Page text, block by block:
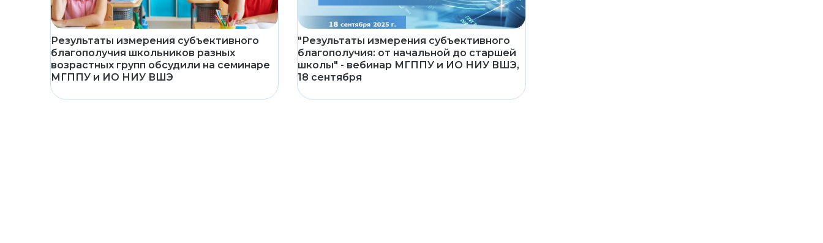
Результаты измерения субъективного
благополучия школьников разных
возрастных групп обсудили на семинаре
МГППУ и ИО НИУ ВШЭ
"Результаты измерения субъективного
благополучия: от начальной до старшей
школы" - вебинар МГППУ и ИО НИУ ВШЭ,
18 сентября